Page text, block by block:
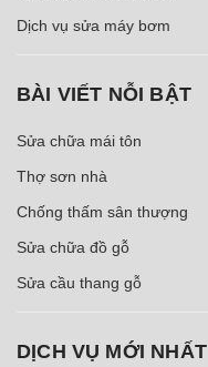
Dịch vụ sửa máy bơm
BÀI VIẾT NỖI BẬT
Sửa chữa mái tôn
Thợ sơn nhà
Chống thấm sân thượng
Sửa chữa đồ gỗ
Sửa cầu thang gỗ
DỊCH VỤ MỚI NHẤT